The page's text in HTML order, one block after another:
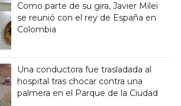
Como parte de su gira, Javier Milei
se reunió con el rey de España en
Colombia
Una conductora fue trasladada al
hospital tras chocar contra una
palmera en el Parque de la Ciudad